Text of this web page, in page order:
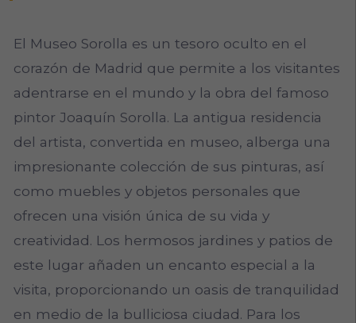
El Museo Sorolla es un tesoro oculto en el
corazón de Madrid que permite a los visitantes
adentrarse en el mundo y la obra del famoso
pintor Joaquín Sorolla. La antigua residencia
del artista, convertida en museo, alberga una
impresionante colección de sus pinturas, así
como muebles y objetos personales que
ofrecen una visión única de su vida y
creatividad. Los hermosos jardines y patios de
este lugar añaden un encanto especial a la
visita, proporcionando un oasis de tranquilidad
en medio de la bulliciosa ciudad. Para los